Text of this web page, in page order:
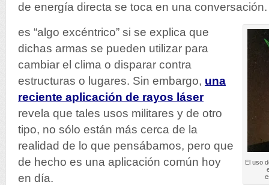
de energía directa se toca en una
El uso
es “algo excéntrico” si se explica que
dichas armas se pueden utilizar para
cambiar el clima o disparar contra
estructuras o lugares. Sin embargo, una
reciente aplicación de rayos láser
revela que tales usos militares y de otro
tipo, no sólo están más cerca de la
realidad de lo que pensábamos, pero que
de hecho es una aplicación común hoy
en día.